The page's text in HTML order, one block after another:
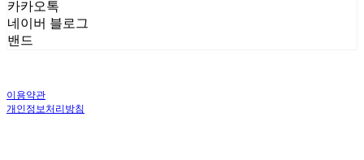
카카오톡
네이버 블로그
밴드
이용약관
개인정보처리방침